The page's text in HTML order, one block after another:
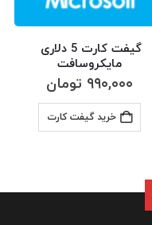
گیفت کارت 5 دلاری
مایکروسافت
۹۹۰,۰۰۰ تومان
خرید گیفت کارت